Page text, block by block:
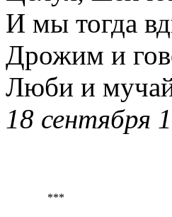
И мы тогда
Дрожим и
Люби и
18 сентября
***